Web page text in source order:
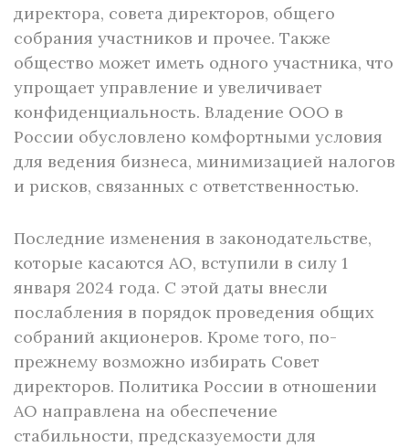
директора, совета директоров, общего
собрания участников и прочее. Также
общество может иметь одного участника, что
упрощает управление и увеличивает
конфиденциальность. Владение ООО в
России обусловлено комфортными условия
для ведения бизнеса, минимизацией налогов
и рисков, связанных с ответственностью.
Последние изменения в законодательстве,
которые касаются АО, вступили в силу 1
января 2024 года. С этой даты внесли
послабления в порядок проведения общих
собраний акционеров. Кроме того, по-
прежнему возможно избирать Совет
директоров. Политика России в отношении
АО направлена на обеспечение
стабильности, предсказуемости для